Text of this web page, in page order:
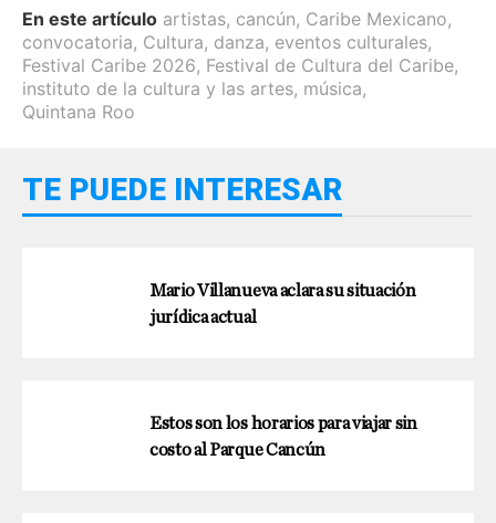
En este artículo artistas, cancún, Caribe Mexicano,
convocatoria, Cultura, danza, eventos culturales,
Festival Caribe 2026, Festival de Cultura del Caribe,
instituto de la cultura y las artes, música,
Quintana Roo
TE PUEDE INTERESAR
Mario Villanueva aclara su situación
jurídica actual
Estos son los horarios para viajar sin
costo al Parque Cancún